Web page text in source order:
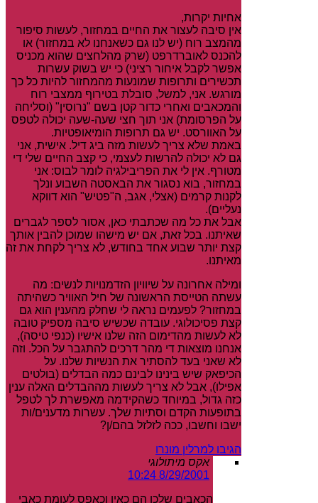
אחיות יקרות,
אין סיבה לעצור את החיים במחזור, לעשות סיפור
מהמצב רוח (יש לנו גם כשאנחנו לא במחזור) או
להכנס לאוברדרפט (שרק מהלחצים שהוא מכניס
אפשר לקבל איחור רציני) כי יש בשוק עשרות
תכשירים ותרופות שמונעות מהמחזור להיות כל כך
מורגש. אני, למשל, סובלת בטירוף ממצבי רוח
והמכאבים ואחרי כדור קטן בשם "נרוסין" (וסליחה
על הפרסומת) אני תוך חצי שעה-שעה יכולה לטפס
על האוורסט. יש גם תרופות הומיאופטיות.
באמת שלא צריך לעשות מזה ביג דיל. אישית, אני
גם לא יכולה להרשות לעצמי, כי קצב החיים שלי די
מטורף. אין לי את הפריבילגיה לומר לבוס: אני
במחזור, בוא נסגור את הבאסטה השבוע ונלך
לקנות קרמים (אצלי, אגב, ה"פטיש" הוא דווקא
נעליים).
אבל את כל מה שכתבתי כאן, אסור לספר לגברים
שאיתנו. בכל זאת, אם יש מישהו שמוכן להבין אותך
קצת יותר שבוע אחד בחודש, לא צריך לקחת את זה
מאיתנו.
ומילה אחרונה על שיוויון הזדמנויות לנשים: מה
עשתה הטייסת הראשונה של חיל האוויר כשהיתה
במחזור? לפעמים נראה לי שחלק מהענין הוא גם
קצת פסיכולוגי. עובדה שכשיש סיבה מספיק טובה
לא לעשות מהדימום הזה שלנו אישיו (כנפי טיסה),
אנחנו מוצאות די מהר דרכים להתגבר על הכל. וזה
לא שאני בעד להסתיר את הנשיות שלנו. על
הכיפאק שיש בינינו לבינם כמה הבדלים (בולטים
אפילו), אבל לא צריך לעשות מההבדלים האלה ענין
כזה גדול, במיוחד כשהקידמה מאפשרת לך לטפל
בתופעות הקדם וסתיות שלך. עשרות מדענים/ות
ישבו וחשבו, ככה לזלזל בהם/ן?
הגיבו למרלין מונרו
אקס מיתולוגי
8/29/2001 10:24
הכאבים שלכן הם כאין וכאפס לעומת כאבי